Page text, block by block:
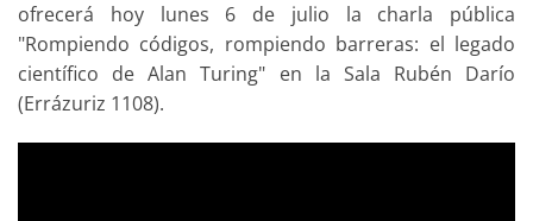
ofrecerá hoy lunes 6 de julio la charla pública
"Rompiendo códigos, rompiendo barreras: el legado
científico de Alan Turing" en la Sala Rubén Darío
(Errázuriz 1108).